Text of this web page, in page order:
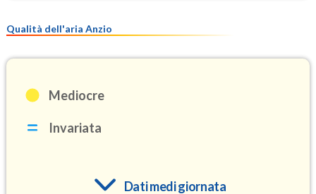
Qualità dell'aria Anzio
Mediocre
Invariata
Dati medi giornata